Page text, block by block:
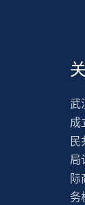
武
成
局
际
务